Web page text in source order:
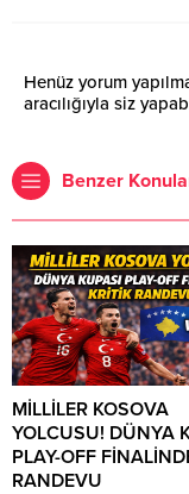
Henüz yorum
aracılığıyla siz
Benzer
MİLLİLER KOSOVA
YOLCUSU! DÜNYA
PLAY-OFF
RANDEVU